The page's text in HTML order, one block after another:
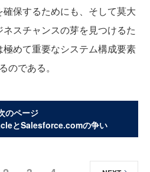
保するためにも、そして莫大
スチャンスの芽を見つけるた
めて重要なシステム構成要素
のである。
のページ
とSalesforce.comの争い